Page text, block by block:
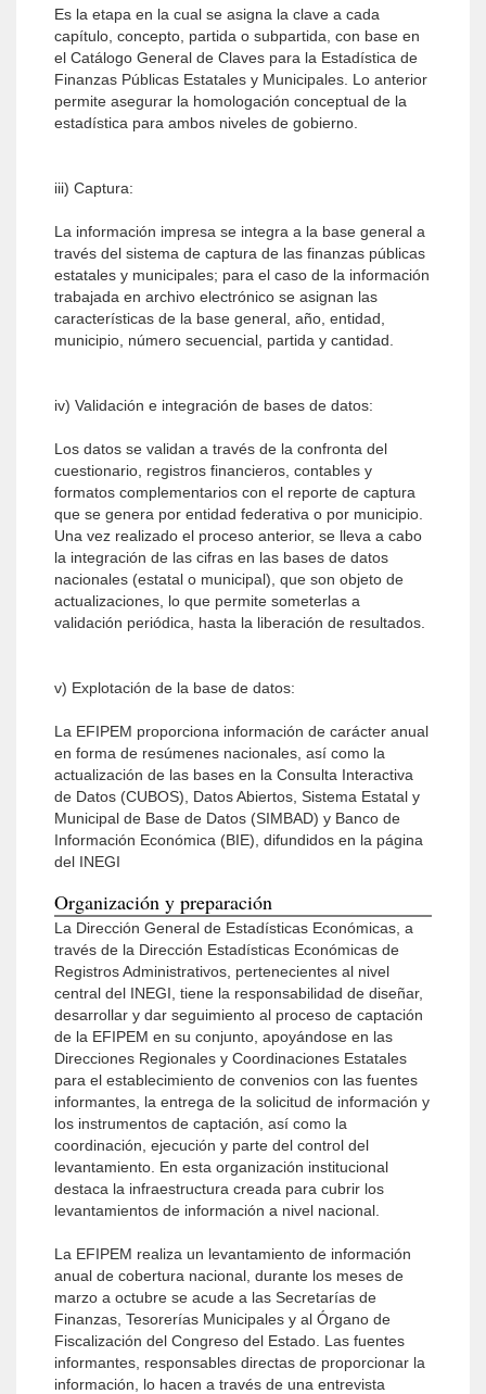
Es la etapa en la cual se asigna la clave a cada
capítulo, concepto, partida o subpartida, con base en
el Catálogo General de Claves para la Estadística de
Finanzas Públicas Estatales y Municipales. Lo anterior
permite asegurar la homologación conceptual de la
estadística para ambos niveles de gobierno.
iii) Captura:
La información impresa se integra a la base general a
través del sistema de captura de las finanzas públicas
estatales y municipales; para el caso de la información
trabajada en archivo electrónico se asignan las
características de la base general, año, entidad,
municipio, número secuencial, partida y cantidad.
iv) Validación e integración de bases de datos:
Los datos se validan a través de la confronta del
cuestionario, registros financieros, contables y
formatos complementarios con el reporte de captura
que se genera por entidad federativa o por municipio.
Una vez realizado el proceso anterior, se lleva a cabo
la integración de las cifras en las bases de datos
nacionales (estatal o municipal), que son objeto de
actualizaciones, lo que permite someterlas a
validación periódica, hasta la liberación de resultados.
v) Explotación de la base de datos:
La EFIPEM proporciona información de carácter anual
en forma de resúmenes nacionales, así como la
actualización de las bases en la Consulta Interactiva
de Datos (CUBOS), Datos Abiertos, Sistema Estatal y
Municipal de Base de Datos (SIMBAD) y Banco de
Información Económica (BIE), difundidos en la página
del INEGI
Organización y preparación
La Dirección General de Estadísticas Económicas, a
través de la Dirección Estadísticas Económicas de
Registros Administrativos, pertenecientes al nivel
central del INEGI, tiene la responsabilidad de diseñar,
desarrollar y dar seguimiento al proceso de captación
de la EFIPEM en su conjunto, apoyándose en las
Direcciones Regionales y Coordinaciones Estatales
para el establecimiento de convenios con las fuentes
informantes, la entrega de la solicitud de información y
los instrumentos de captación, así como la
coordinación, ejecución y parte del control del
levantamiento. En esta organización institucional
destaca la infraestructura creada para cubrir los
levantamientos de información a nivel nacional.
La EFIPEM realiza un levantamiento de información
anual de cobertura nacional, durante los meses de
marzo a octubre se acude a las Secretarías de
Finanzas, Tesorerías Municipales y al Órgano de
Fiscalización del Congreso del Estado. Las fuentes
informantes, responsables directas de proporcionar la
información, lo hacen a través de una entrevista